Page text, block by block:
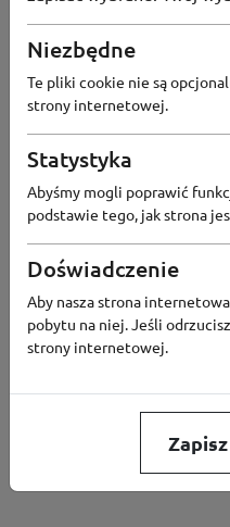
Popularne sklepy
RTV EURO AGD
MEDIA EXPERT
BORN2BE
LOUNGE BY
SHEIN
ERLI
MEDIA
ZNAK BIG
Niezbędne
Te pliki cookie nie są
strony internetowej.
Statystyka
Abyśmy mogli poprawić
podstawie tego, jak strona
Doświadczenie
Aby nasza strona
pobytu na niej. Jeśli
strony internetowej.